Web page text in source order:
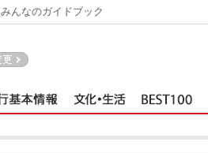
みんなのガイドブック